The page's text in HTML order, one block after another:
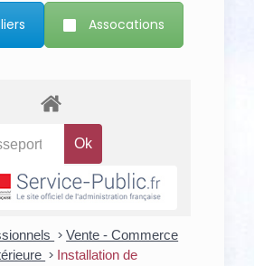
Assocations
> Vente - Commerce
> Installation de